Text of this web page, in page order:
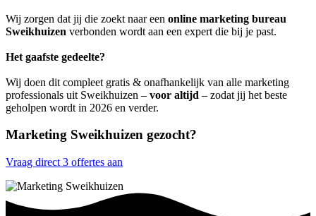
Wij zorgen dat jij die zoekt naar een online marketing bureau
Sweikhuizen verbonden wordt aan een expert die bij je past.
Het gaafste gedeelte?
Wij doen dit compleet gratis & onafhankelijk van alle marketing
professionals uit Sweikhuizen – voor altijd – zodat jij het beste
geholpen wordt in 2026 en verder.
Marketing Sweikhuizen gezocht?
Vraag direct 3 offertes aan